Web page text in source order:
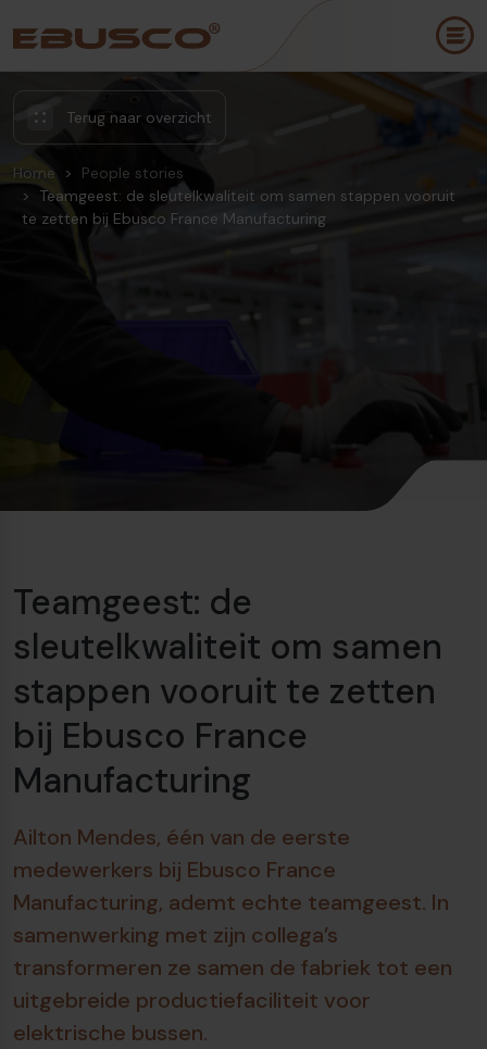
Terug naar overzicht
Home
People stories
Teamgeest: de sleutelkwaliteit om samen stappen vooruit
te zetten bij Ebusco France Manufacturing
Teamgeest: de
sleutelkwaliteit om samen
stappen vooruit te zetten
bij Ebusco France
Manufacturing
Ailton Mendes, één van de eerste
medewerkers bij Ebusco France
Manufacturing, ademt echte teamgeest. In
samenwerking met zijn collega’s
transformeren ze samen de fabriek tot een
uitgebreide productiefaciliteit voor
elektrische bussen.